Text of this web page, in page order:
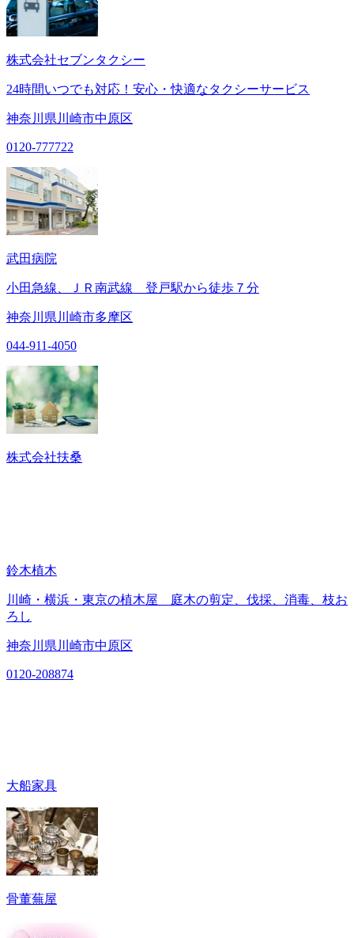
株式会社セブンタクシー
24時間いつでも対応！安心・快適なタクシーサービス
神奈川県川崎市中原区
0120-777722
武田病院
小田急線、ＪＲ南武線 登戸駅から徒歩７分
神奈川県川崎市多摩区
044-911-4050
株式会社扶桑
鈴木植木
川崎・横浜・東京の植木屋 庭木の剪定、伐採、消毒、枝お
ろし
神奈川県川崎市中原区
0120-208874
大船家具
骨董蕪屋